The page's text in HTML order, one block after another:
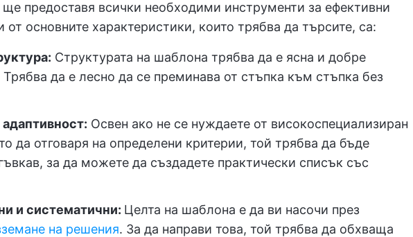
предоставя всички необходими инструменти за ефективни
основните характеристики, които трябва да търсите, са:
Структурата на шаблона трябва да е ясна и добре
да е лесно да се преминава от стъпка към стъпка без
Освен ако не се нуждаете от високоспециализиран
да отговаря на определени критерии, той трябва да бъде
за да можете да създадете практически списък със
и систематични: Целта на шаблона е да ви насочи през
на решения. За да направи това, той трябва да обхваща